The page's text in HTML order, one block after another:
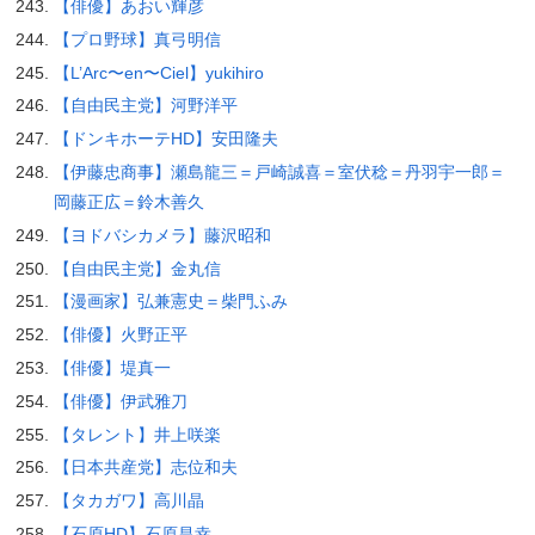
【俳優】あおい輝彦
【プロ野球】真弓明信
【L’Arc〜en〜Ciel】yukihiro
【自由民主党】河野洋平
【ドンキホーテHD】安田隆夫
【伊藤忠商事】瀬島龍三＝戸崎誠喜＝室伏稔＝丹羽宇一郎＝
岡藤正広＝鈴木善久
【ヨドバシカメラ】藤沢昭和
【自由民主党】金丸信
【漫画家】弘兼憲史＝柴門ふみ
【俳優】火野正平
【俳優】堤真一
【俳優】伊武雅刀
【タレント】井上咲楽
【日本共産党】志位和夫
【タカガワ】高川晶